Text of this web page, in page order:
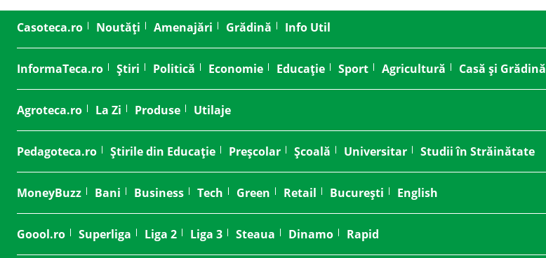
Casoteca.ro Noutăți Amenajări Grădină Info Util
InformaTeca.ro Știri Politică Economie Educație Sport Agricultură Casă și Grădină
Agroteca.ro La Zi Produse Utilaje
Pedagoteca.ro Știrile din Educație Preșcolar Școală Universitar Studii în Străinătate
MoneyBuzz Bani Business Tech Green Retail București English
Goool.ro Superliga Liga 2 Liga 3 Steaua Dinamo Rapid